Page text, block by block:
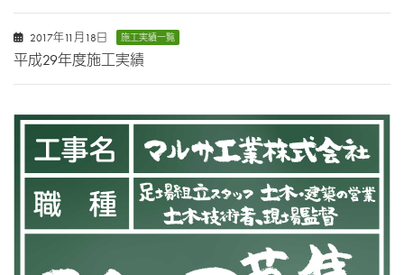
2017年11月18日 施工実績一覧
平成29年度施工実績